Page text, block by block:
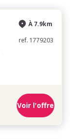
À 7.9km
ref. 1779203
Voir l'offre